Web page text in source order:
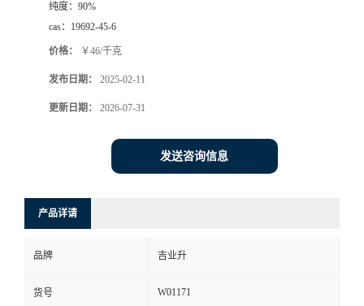
纯度： 90%
cas： 19692-45-6
价格： ￥46/千克
发布日期： 2025-02-11
更新日期： 2026-07-31
发送咨询信息
产品详请
品牌 吉业升
货号 W01171